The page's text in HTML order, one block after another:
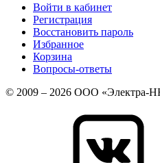
Войти в кабинет
Регистрация
Восстановить пароль
Избранное
Корзина
Вопросы-ответы
© 2009 – 2026 ООО «Электра-